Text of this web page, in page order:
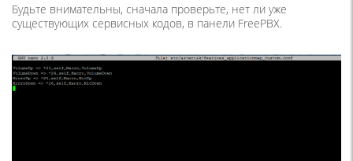
Будьте внимательны, сначала проверьте, нет ли уже
существующих сервисных кодов, в панели FreePBX.